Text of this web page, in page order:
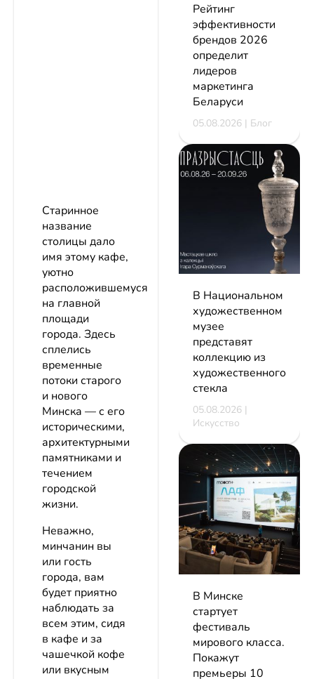
Старинное
название
столицы дало
имя этому кафе,
уютно
расположившемуся
на главной
площади
города. Здесь
сплелись
временные
потоки старого
и нового
Минска — с его
историческими,
архитектурными
памятниками и
течением
городской
жизни.
Неважно,
минчанин вы
или гость
города, вам
будет приятно
наблюдать за
всем этим, сидя
в кафе и за
чашечкой кофе
или вкусным
Рейтинг
эффективности
брендов 2026
определит
лидеров
маркетинга
Беларуси
05.08.2026 | Блог
В Национальном
художественном
музее
представят
коллекцию из
художественного
стекла
05.08.2026 |
Искусство
В Минске
стартует
фестиваль
мирового класса.
Покажут
премьеры 10